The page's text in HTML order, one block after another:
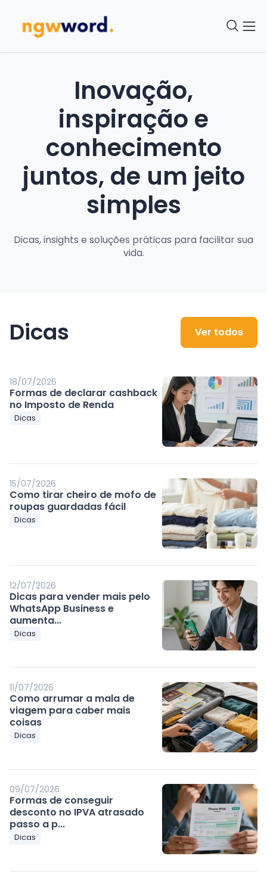
Inovação,
inspiração e
conhecimento
juntos, de um jeito
simples
Dicas, insights e soluções práticas para facilitar sua
vida.
Dicas Ver todos
18/07/2026
Formas de declarar cashback
no Imposto de Renda
Dicas
15/07/2026
Como tirar cheiro de mofo de
roupas guardadas fácil
Dicas
12/07/2026
Dicas para vender mais pelo
WhatsApp Business e
aumenta...
Dicas
11/07/2026
Como arrumar a mala de
viagem para caber mais
coisas
Dicas
09/07/2026
Formas de conseguir
desconto no IPVA atrasado
passo a p...
Dicas